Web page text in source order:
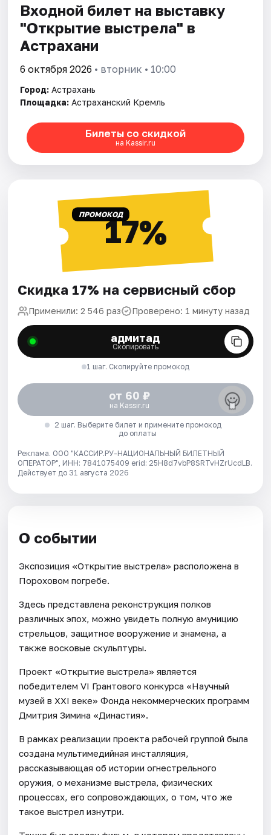
Входной билет на выставку
"Открытие выстрела" в
Астрахани
6 октября 2026 • вторник • 10:00
Город: Астрахань
Площадка: Астраханский Кремль
Билеты со скидкой
на Kassir.ru
ПРОМОКОД17%
Скидка 17% на сервисный сбор
Применили: 2 546 раз Проверено: 1 минуту назад
адмитад
Скопировать
1 шаг. Скопируйте промокод
от 60 ₽
на Kassir.ru
2 шаг. Выберите билет и примените промокод
до оплаты
Реклама. ООО "КАССИР.РУ-НАЦИОНАЛЬНЫЙ БИЛЕТНЫЙ
ОПЕРАТОР", ИНН: 7841075409 erid: 25H8d7vbP8SRTvHZrUcdLB.
Действует до 31 августа 2026
О событии
Экспозиция «Открытие выстрела» расположена в
Пороховом погребе.
Здесь представлена реконструкция полков
различных эпох, можно увидеть полную амуницию
стрельцов, защитное вооружение и знамена, а
также восковые скульптуры.
Проект «Открытие выстрела» является
победителем VI Грантового конкурса «Научный
музей в XXI веке» Фонда некоммерческих программ
Дмитрия Зимина «Династия».
В рамках реализации проекта рабочей группой была
создана мультимедийная инсталляция,
рассказывающая об истории огнестрельного
оружия, о механизме выстрела, физических
процессах, его сопровождающих, о том, что же
такое выстрел изнутри.